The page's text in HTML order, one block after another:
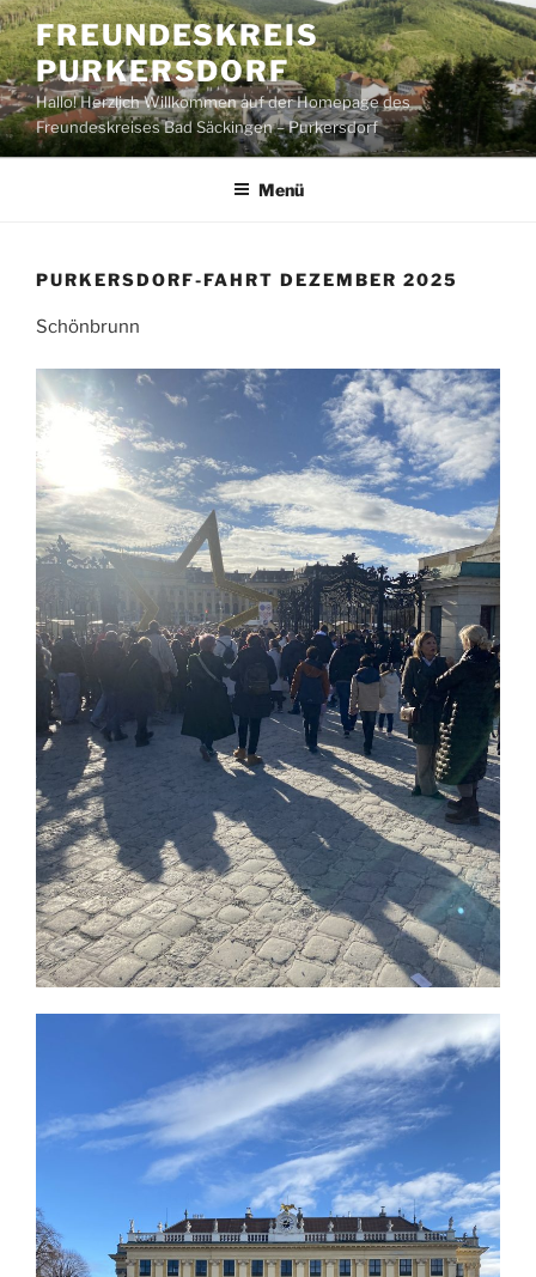
Zum
Inhalt
springen
FREUNDESKREIS
PURKERSDORF
Hallo! Herzlich Willkommen auf der Homepage des
Freundeskreises Bad Säckingen – Purkersdorf
Menü
PURKERSDORF-FAHRT DEZEMBER 2025
Schönbrunn